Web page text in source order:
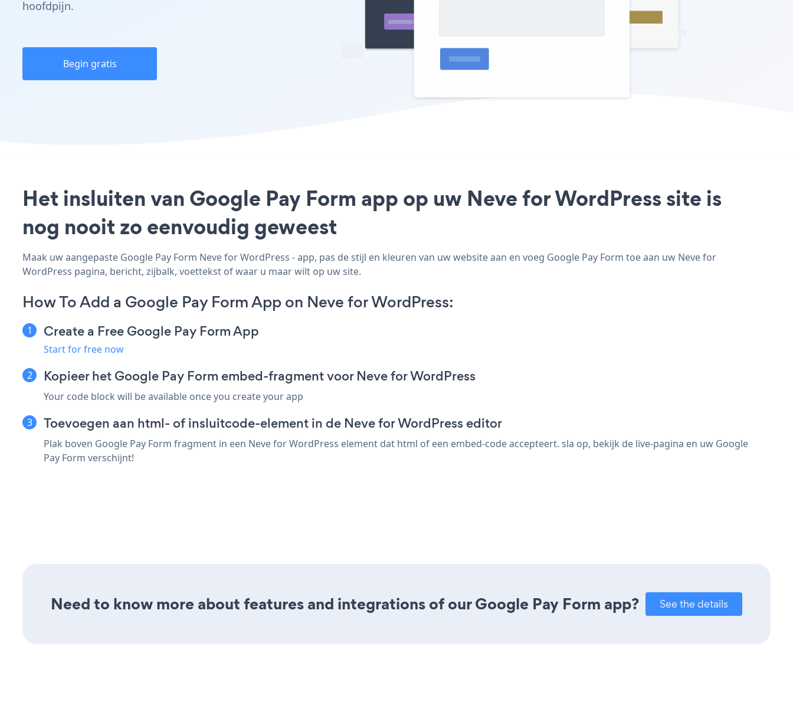
hoofdpijn.
Begin gratis
Het insluiten van Google Pay Form app op uw Neve for WordPress site is
nog nooit zo eenvoudig geweest
Maak uw aangepaste Google Pay Form Neve for WordPress - app, pas de stijl en kleuren van uw website aan en voeg Google Pay Form toe aan uw Neve for
WordPress pagina, bericht, zijbalk, voettekst of waar u maar wilt op uw site.
How To Add a Google Pay Form App on Neve for WordPress:
Create a Free Google Pay Form App
Start for free now
Kopieer het Google Pay Form embed-fragment voor Neve for WordPress
Your code block will be available once you create your app
Toevoegen aan html- of insluitcode-element in de Neve for WordPress editor
Plak boven Google Pay Form fragment in een Neve for WordPress element dat html of een embed-code accepteert. sla op, bekijk de live-pagina en uw Google
Pay Form verschijnt!
Need to know more about features and integrations of our Google Pay Form app? See the details